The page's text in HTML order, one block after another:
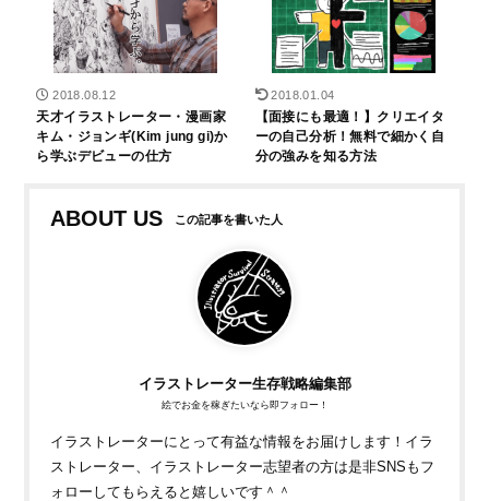
2018.08.12
天才イラストレーター・漫画家
キム・ジョンギ(Kim jung gi)か
ら学ぶデビューの仕方
2018.01.04
【面接にも最適！】クリエイタ
ーの自己分析！無料で細かく自
分の強みを知る方法
ABOUT US
イラストレーター生存戦略編集部
絵でお金を稼ぎたいなら即フォロー！
イラストレーターにとって有益な情報をお届けします！イラ
ストレーター、イラストレーター志望者の方は是非SNSもフ
ォローしてもらえると嬉しいです＾＾